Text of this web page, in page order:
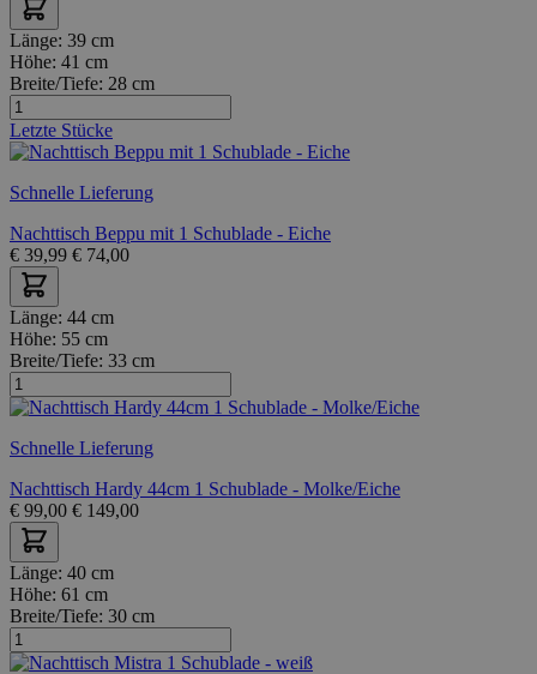
Länge: 39 cm
Höhe: 41 cm
Breite/Tiefe: 28 cm
Letzte Stücke
Schnelle Lieferung
Nachttisch Beppu mit 1 Schublade - Eiche
€ 39,99 € 74,00
Länge: 44 cm
Höhe: 55 cm
Breite/Tiefe: 33 cm
Schnelle Lieferung
Nachttisch Hardy 44cm 1 Schublade - Molke/Eiche
€ 99,00 € 149,00
Länge: 40 cm
Höhe: 61 cm
Breite/Tiefe: 30 cm